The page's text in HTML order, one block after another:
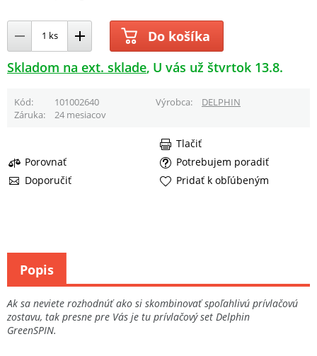
Do košíka
Skladom na ext. sklade U vás už štvrtok 13.8.
Kód 101002640 Výrobca
DELPHIN
Záruka
24 mesiacov
Porovnať
Potrebujem poradiť
Doporučiť
Tlačiť
Pridať k obľúbeným
Ak sa neviete rozhodnúť ako si skombinovať spoľahlivú prívlačovú
zostavu, tak presne pre Vás je tu prívlačový set Delphin
GreenSPIN.
Popis